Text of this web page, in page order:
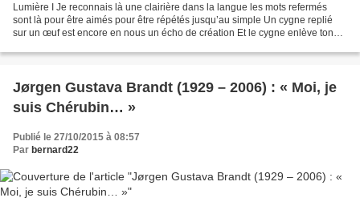
Lumière I Je reconnais là une clairière dans la langue les mots refermés
sont là pour être aimés pour être répétés jusqu’au simple Un cygne replié
sur un œuf est encore en nous un écho de création Et le cygne enlève ton
Jørgen Gustava Brandt (1929 – 2006) : « Moi, je
suis Chérubin… »
Publié le 27/10/2015 à 08:57
Par bernard22